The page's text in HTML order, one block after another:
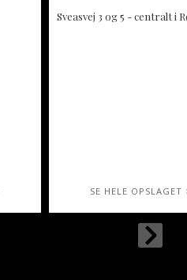
Sveasvej 3 og 5 - centralt i
SE HELE OPSLAGET